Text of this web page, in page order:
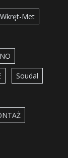
Met
Soudal